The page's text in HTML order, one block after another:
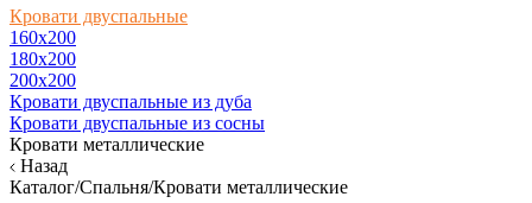
Кровати двуспальные
160х200
180x200
200x200
Кровати двуспальные из дуба
Кровати двуспальные из сосны
Кровати металлические
Назад
Каталог/Спальня/Кровати металлические